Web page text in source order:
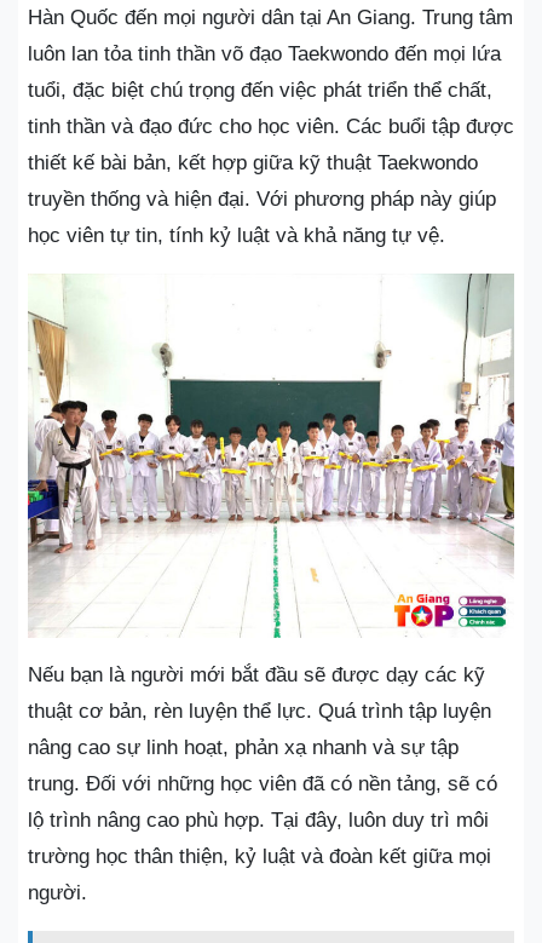
Hàn Quốc đến mọi người dân tại An Giang. Trung tâm
luôn lan tỏa tinh thần võ đạo Taekwondo đến mọi lứa
tuổi, đặc biệt chú trọng đến việc phát triển thể chất,
tinh thần và đạo đức cho học viên. Các buổi tập được
thiết kế bài bản, kết hợp giữa kỹ thuật Taekwondo
truyền thống và hiện đại. Với phương pháp này giúp
học viên tự tin, tính kỷ luật và khả năng tự vệ.
Nếu bạn là người mới bắt đầu sẽ được dạy các kỹ
thuật cơ bản, rèn luyện thể lực. Quá trình tập luyện
nâng cao sự linh hoạt, phản xạ nhanh và sự tập
trung. Đối với những học viên đã có nền tảng, sẽ có
lộ trình nâng cao phù hợp. Tại đây, luôn duy trì môi
trường học thân thiện, kỷ luật và đoàn kết giữa mọi
người.